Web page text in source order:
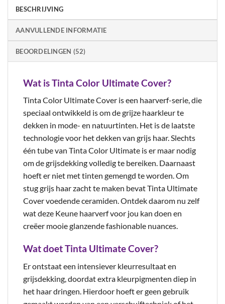
BESCHRIJVING
AANVULLENDE INFORMATIE
BEOORDELINGEN (52)
Wat is Tinta Color Ultimate Cover?
Tinta Color Ultimate Cover is een haarverf-serie, die
speciaal ontwikkeld is om de grijze haarkleur te
dekken in mode- en natuurtinten. Het is de laatste
technologie voor het dekken van grijs haar. Slechts
één tube van Tinta Color Ultimate is er maar nodig
om de grijsdekking volledig te bereiken. Daarnaast
hoeft er niet met tinten gemengd te worden. Om
stug grijs haar zacht te maken bevat Tinta Ultimate
Cover voedende ceramiden. Ontdek daarom nu zelf
wat deze Keune haarverf voor jou kan doen en
creëer mooie glanzende fashionable nuances.
Wat doet Tinta Ultimate Cover?
Er ontstaat een intensiever kleurresultaat en
grijsdekking, doordat extra kleurpigmenten diep in
het haar dringen. Hierdoor hoeft er geen gebruik